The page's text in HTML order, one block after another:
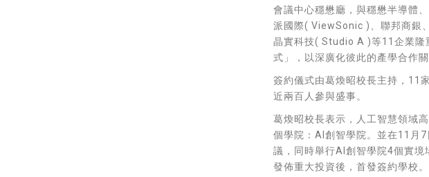
會議中心穩懋廳，與穩懋半導體
派國際( ViewSonic )、聯邦商銀
晶實科技( Studio A )等11企業隆
式」，以深廣化彼此的產學合作關
簽約儀式由葛煥昭校長主持，11
近兩百人參與盛事。
葛煥昭校長表示，人工智慧領域
個學院：AI創智學院。並在11月
議，同時舉行AI創智學院4個實
發佈重大投資後，首發簽約學校。